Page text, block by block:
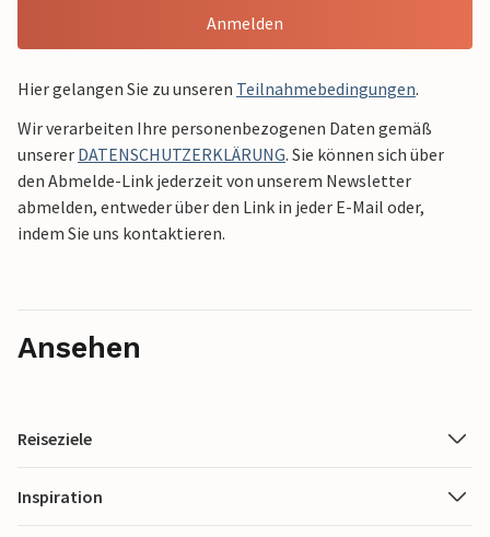
Anmelden
Hier gelangen Sie zu unseren Teilnahmebedingungen.
Wir verarbeiten Ihre personenbezogenen Daten gemäß
unserer DATENSCHUTZERKLÄRUNG. Sie können sich über
den Abmelde-Link jederzeit von unserem Newsletter
abmelden, entweder über den Link in jeder E-Mail oder,
indem Sie uns kontaktieren.
Ansehen
Reiseziele
Inspiration